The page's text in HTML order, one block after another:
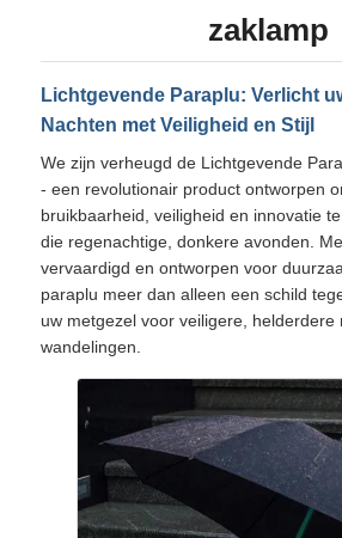
Kwaliteitscontrole
Contacteer ons
nieuws
Alle Gevallen
Vraag een offerte aan
golfparaplu's
zaklamp
Lichtgevende Paraplu: Verlicht
Nachten met Veiligheid en Stijl
We zijn verheugd de Lichtgevende
- een revolutionair product ontworpen
bruikbaarheid, veiligheid en innovatie
die regenachtige, donkere avonden.
vervaardigd en ontworpen voor
paraplu meer dan alleen een schild
uw metgezel voor veiligere, helderdere
wandelingen.